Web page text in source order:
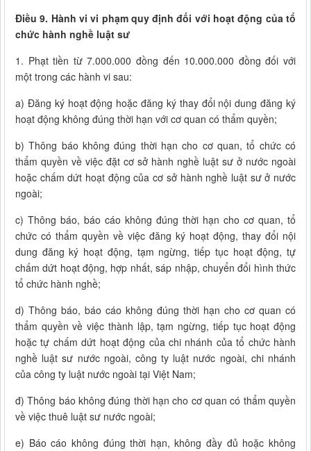
Điều 9. Hành vi vi phạm quy định đối với hoạt động của tổ
chức hành nghề luật sư
1. Phạt tiền từ 7.000.000 đồng đến 10.000.000 đồng đối với
một trong các hành vi sau:
a) Đăng ký hoạt động hoặc đăng ký thay đổi nội dung đăng ký
hoạt động không đúng thời hạn với cơ quan có thẩm quyền;
b) Thông báo không đúng thời hạn cho cơ quan, tổ chức có
thẩm quyền về việc đặt cơ sở hành nghề luật sư ở nước ngoài
hoặc chấm dứt hoạt động của cơ sở hành nghề luật sư ở nước
ngoài;
c) Thông báo, báo cáo không đúng thời hạn cho cơ quan, tổ
chức có thẩm quyền về việc đăng ký hoạt động, thay đổi nội
dung đăng ký hoạt động, tạm ngừng, tiếp tục hoạt động, tự
chấm dứt hoạt động, hợp nhất, sáp nhập, chuyển đổi hình thức
tổ chức hành nghề;
d) Thông báo, báo cáo không đúng thời hạn cho cơ quan có
thẩm quyền về việc thành lập, tạm ngừng, tiếp tục hoạt động
hoặc tự chấm dứt hoạt động của chi nhánh của tổ chức hành
nghề luật sư nước ngoài, công ty luật nước ngoài, chi nhánh
của công ty luật nước ngoài tại Việt Nam;
đ) Thông báo không đúng thời hạn cho cơ quan có thẩm quyền
về việc thuê luật sư nước ngoài;
e) Báo cáo không đúng thời hạn, không đầy đủ hoặc không